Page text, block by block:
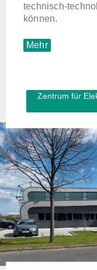
technisch-
können.
Mehr
Zentrum für